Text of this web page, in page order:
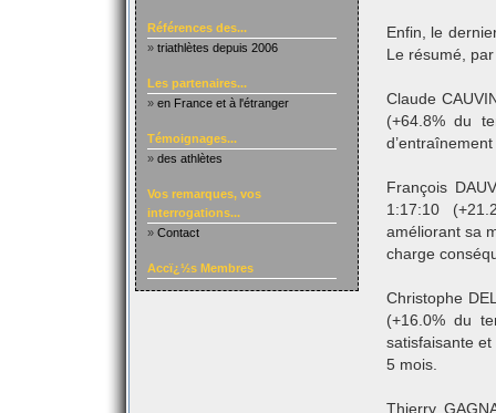
Références des...
» triathlètes depuis 2006
Les partenaires...
» en France et à l'étranger
Témoignages...
» des athlètes
Vos remarques, vos
interrogations...
» Contact
Accï¿½s Membres
Enfin, le
Le résumé,
Claude
(+64.8% du
François
1:17:10
améliorant sa
charge
Christophe
(+16.0% du
satisfaisante
5 mois.
Thierry